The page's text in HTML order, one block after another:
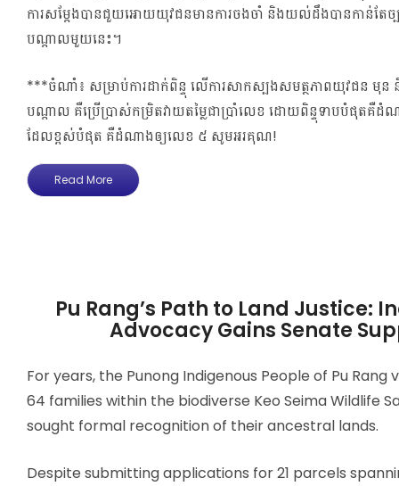
ការសម្តែងបានជួយអោយយុវជនមានការចងចាំ និងយល់ដឹងបានកាន់តែច្
បណ្តាលមួយនេះ។
***ចំណាំ៖ សម្រាប់ការដាក់ពិន្ទុ លើការសាកស្បងសមត្ថភាពយុវជន មុន
បណ្តាល គឺប្រើប្រាស់កម្រិតវាយតម្លៃជាប្រាំលេខ ដោយពិន្ទុទាបបំផុតគឺដំ
ដែលខ្ពស់បំផុត​ គឺដំណាងឲ្យលេខ ៥ សូមអរគុណ!
Read More
Pu Rang’s Path to Land Justice:
Advocacy Gains Senate
For years, the Punong Indigenous People of Pu
64 families within the biodiverse Keo Seima Wildlife
sought formal recognition of their ancestral lands.
Despite submitting applications for 21 parcels